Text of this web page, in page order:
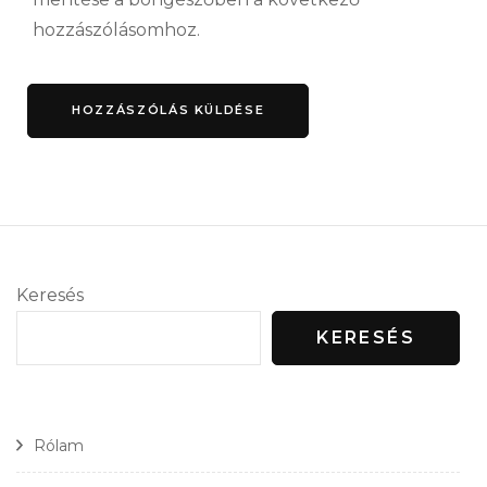
hozzászólásomhoz.
Keresés
KERESÉS
Rólam